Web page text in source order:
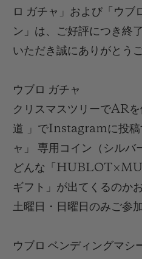
ロ ガチャ」および「ウブ
ン」は、ご好評につき終
いただき誠にありがとう
ウブロ ガチャ
クリスマスツリーでARを
道 」でInstagramに投稿
ャ 」 専用 コイン（シルバ
どんな「
ギフト 」が出てくるのか
土曜日・日曜日のみご参
ウブロ ベンディングマシ